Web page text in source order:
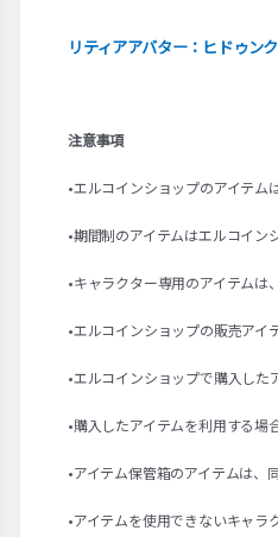
リティアアバター：ヒドゥン
注意事項
•エルコインショップのアイテム
•期間制のアイテムはエルコイン
•キャラクター専用のアイテムは
•エルコインショップの販売アイ
•エルコインショップで購入した
•購入したアイテムを利用する場
•アイテム保管箱のアイテムは、
•アイテムを使用できないキャラ